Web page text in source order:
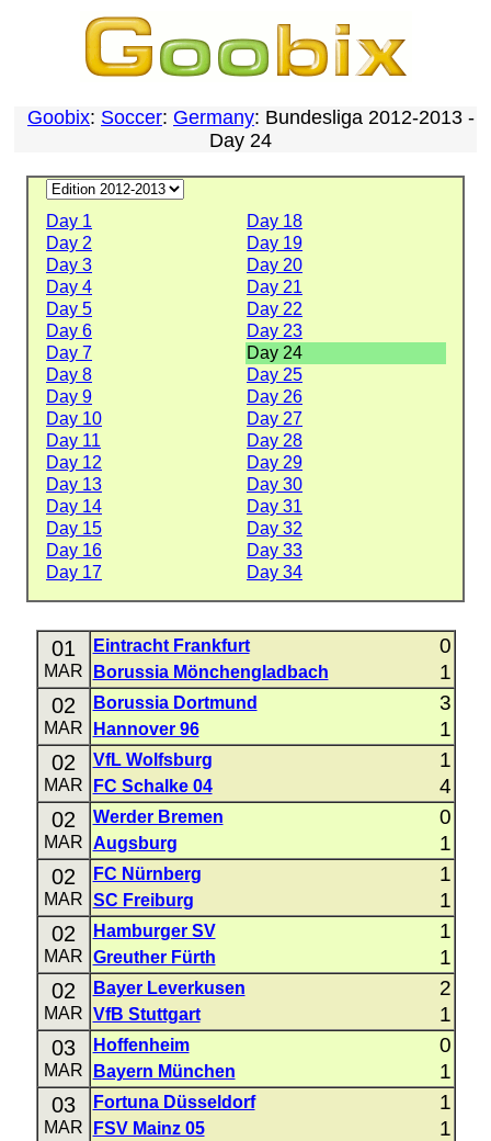
Goobix: Soccer: Germany: Bundesliga 2012-2013 -
Day 24
Day 1
Day 18
Day 2
Day 19
Day 3
Day 20
Day 4
Day 21
Day 5
Day 22
Day 6
Day 23
Day 7
Day 24
Day 8
Day 25
Day 9
Day 26
Day 10
Day 27
Day 11
Day 28
Day 12
Day 29
Day 13
Day 30
Day 14
Day 31
Day 15
Day 32
Day 16
Day 33
Day 17
Day 34
01
MAR
Eintracht Frankfurt 0
Borussia Mönchengladbach 1
02
MAR
Borussia Dortmund 3
Hannover 96 1
02
MAR
VfL Wolfsburg 1
FC Schalke 04 4
02
MAR
Werder Bremen 0
Augsburg 1
02
MAR
FC Nürnberg 1
SC Freiburg 1
02
MAR
Hamburger SV 1
Greuther Fürth 1
02
MAR
Bayer Leverkusen 2
VfB Stuttgart 1
03
MAR
Hoffenheim 0
Bayern München 1
03
MAR
Fortuna Düsseldorf 1
FSV Mainz 05 1